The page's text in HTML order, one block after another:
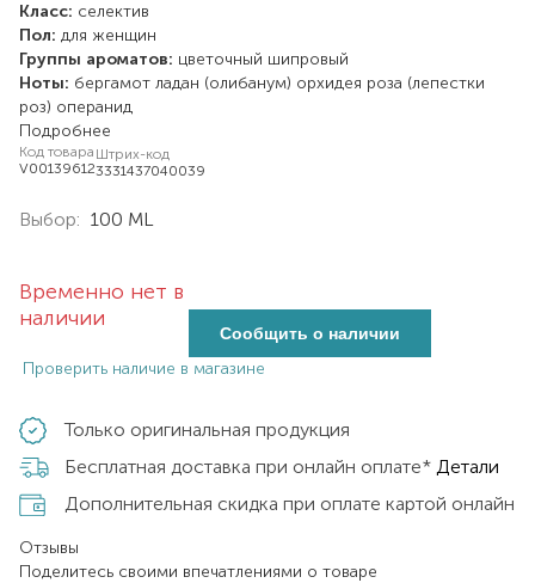
Класс: селектив
Пол: для женщин
Группы ароматов: цветочный шипровый
Ноты: бергамот ладан (олибанум) орхидея роза (лепестки
роз) операнид
Подробнее
Код товара
V00139612
Штрих-код
3331437040039
Выбор: 100 ML
Временно нет в
наличии
Сообщить о наличии
Проверить наличие в магазине
Только оригинальная продукция
Бесплатная доставка при онлайн оплате* Детали
Дополнительная скидка при оплате картой онлайн
Отзывы
Поделитесь своими впечатлениями о товаре